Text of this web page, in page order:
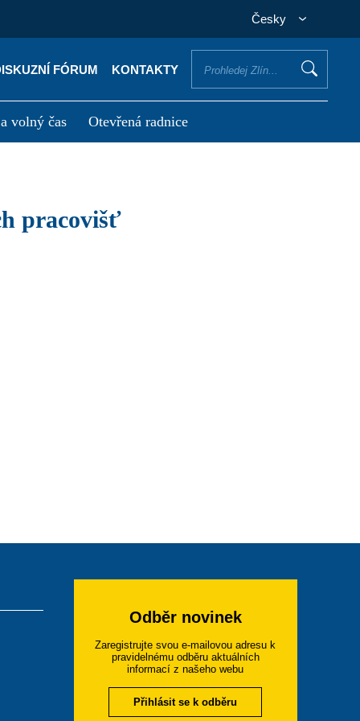
Česky
FÓRUM KONTAKTY
volný čas Otevřená radnice
pracovišť
Odběr novinek
Zaregistrujte svou e-mailovou adresu k
pravidelnému odběru aktuálních
informací z našeho webu
Přihlásit se k odběru